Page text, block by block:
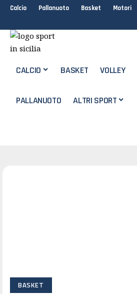
Calcio Pallanuoto Basket Motori
CALCIO BASKET VOLLEY
PALLANUOTO ALTRI SPORT
BASKET